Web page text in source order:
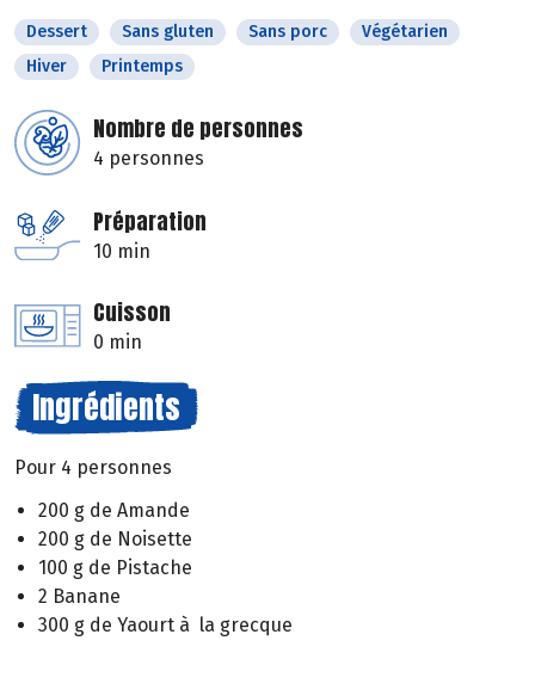
Dessert Sans gluten Sans porc
Végétarien
Hiver
Printemps
Nombre de personnes
4 personnes
Préparation
10 min
Cuisson
0 min
Ingrédients
Pour 4 personnes
200 g de Amande
200 g de Noisette
100 g de Pistache
2 Banane
300 g de Yaourt à la grecque